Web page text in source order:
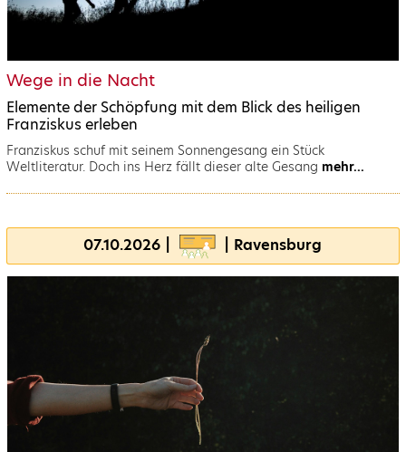
Wege in die Nacht
Elemente der Schöpfung mit dem Blick des heiligen
Franziskus erleben
Franziskus schuf mit seinem Sonnengesang ein Stück
Weltliteratur. Doch ins Herz fällt dieser alte Gesang mehr...
07.10.2026 | | Ravensburg